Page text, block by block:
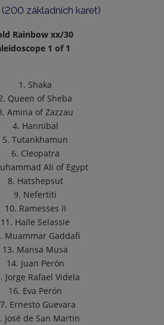
(200 základních karet)
Rainbow xx/30
1 of 1
1. Shaka
Queen of Sheba
Amina of Zazzau
4. Hannibal
Tutankhamun
6. Cleopatra
Ali of Egypt
8. Hatshepsut
9. Nefertiti
10. Ramesses II
Haile Selassie
Muammar Gaddafi
Mansa Musa
14. Juan Perón
Rafael Videla
16. Eva Perón
Ernesto Guevara
de San Martin